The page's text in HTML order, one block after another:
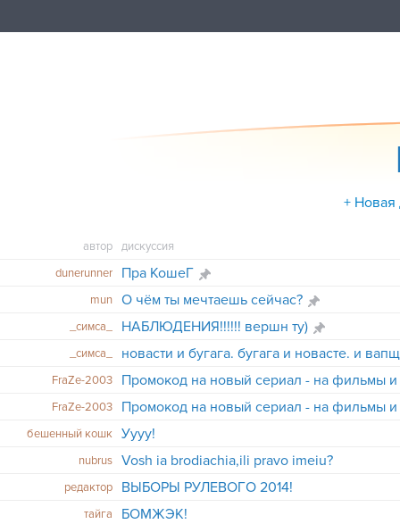
+ Новая
автор
дискуссия
dunerunnеr
Пра КошеГ
mun О чём ты мечтаешь сейчас?
_симса_ НАБЛЮДЕНИЯ!!!!!! вершн ту)
_симса_ новасти и бугага. бугага и новасте. и
FraZe-2003
FraZe-2003
бешенный кошк
Уууу!
nubrus Vosh ia brodiachia,ili pravo imeiu?
редактор ВЫБОРЫ РУЛЕВОГО 2014!
тайга БОМЖЭК!